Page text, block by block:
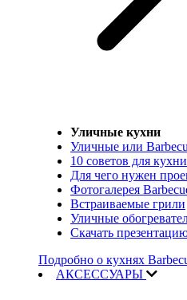
Уличные кухни
Уличные или
10 советов для
Для чего нужен
Фотогалерея
Встраиваемые грили
Уличные
Скачать
Подробно о кухнях
АКСЕССУАРЫ